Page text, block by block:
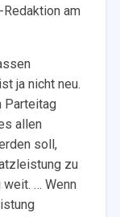
am
ja nicht neu.
Parteitag
allen
soll,
zu
… Wenn